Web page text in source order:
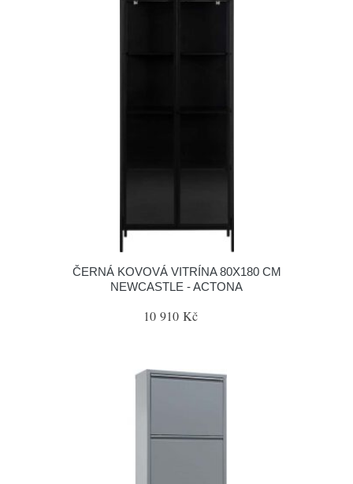
ČERNÁ KOVOVÁ VITRÍNA 80X180 CM
NEWCASTLE - ACTONA
10 910 Kč